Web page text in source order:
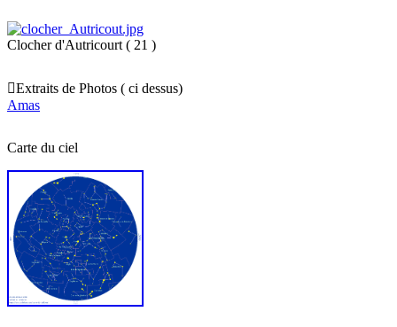
Clocher d'Autricourt ( 21 )
Extraits de Photos ( ci dessus)
Amas
Carte du ciel